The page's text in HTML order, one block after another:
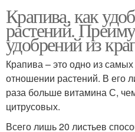
растений
Компост из крапивы
Крапива, как
растений.
удобрений из
Крапива – это одно из
отношении растений. В его
раза больше витамина С,
цитрусовых.
Всего лишь 20 листьев